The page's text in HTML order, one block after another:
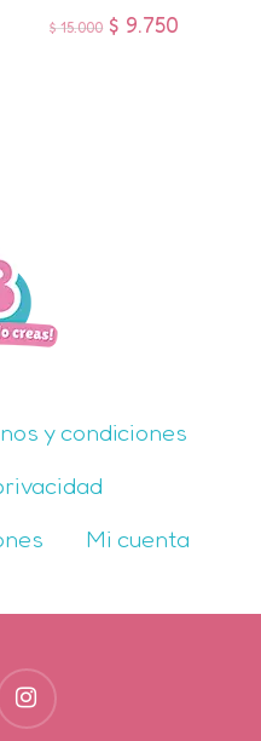
$15.000 $ 9.750
y condiciones
Mi cuenta
instagram